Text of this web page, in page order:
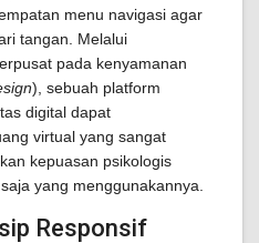
menu navigasi agar
tangan. Melalui
pada kenyamanan
), sebuah platform
digital dapat
virtual yang sangat
kepuasan psikologis
yang menggunakannya.
Responsif